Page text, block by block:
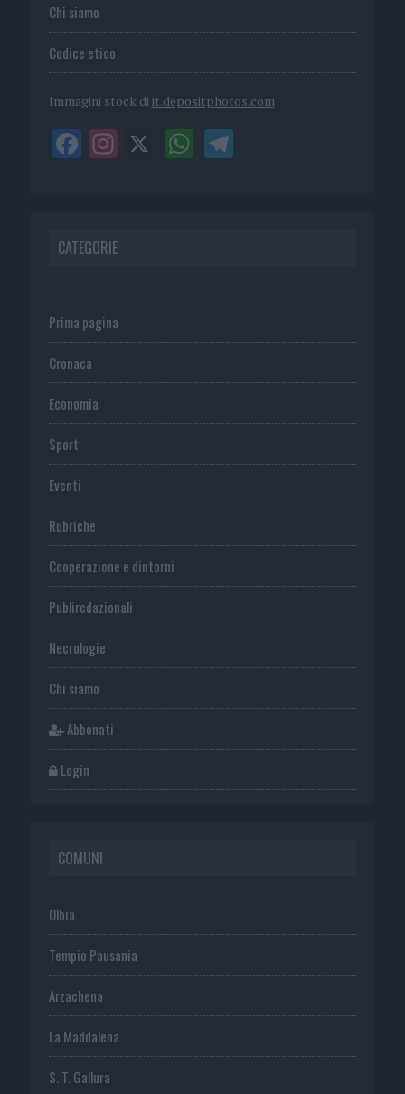
Chi siamo
Codice etico
Immagini stock di it.depositphotos.com
CATEGORIE
Prima pagina
Cronaca
Economia
Sport
Eventi
Rubriche
Cooperazione e dintorni
Publiredazionali
Necrologie
Chi siamo
Abbonati
Login
COMUNI
Olbia
Tempio Pausania
Arzachena
La Maddalena
S. T. Gallura